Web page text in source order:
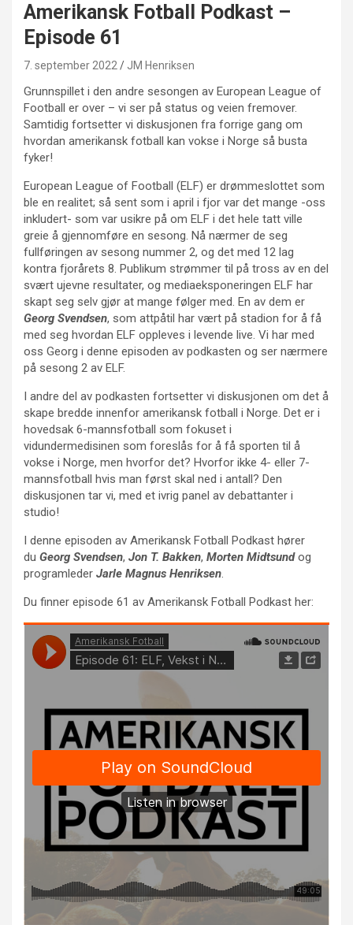
Amerikansk Fotball Podkast –
Episode 61
7. september 2022 JM Henriksen
Grunnspillet i den andre sesongen av European League of
Football er over – vi ser på status og veien fremover.
Samtidig fortsetter vi diskusjonen fra forrige gang om
hvordan amerikansk fotball kan vokse i Norge så busta
fyker!
European League of Football (ELF) er drømmeslottet som
ble en realitet; så sent som i april i fjor var det mange -oss
inkludert- som var usikre på om ELF i det hele tatt ville
greie å gjennomføre en sesong. Nå nærmer de seg
fullføringen av sesong nummer 2, og det med 12 lag
kontra fjorårets 8. Publikum strømmer til på tross av en del
svært ujevne resultater, og mediaeksponeringen ELF har
skapt seg selv gjør at mange følger med. En av dem er
Georg Svendsen, som attpåtil har vært på stadion for å få
med seg hvordan ELF oppleves i levende live. Vi har med
oss Georg i denne episoden av podkasten og ser nærmere
på sesong 2 av ELF.
I andre del av podkasten fortsetter vi diskusjonen om det å
skape bredde innenfor amerikansk fotball i Norge. Det er i
hovedsak 6-mannsfotball som fokuset i
vidundermedisinen som foreslås for å få sporten til å
vokse i Norge, men hvorfor det? Hvorfor ikke 4- eller 7-
mannsfotball hvis man først skal ned i antall? Den
diskusjonen tar vi, med et ivrig panel av debattanter i
studio!
I denne episoden av Amerikansk Fotball Podkast hører
du Georg Svendsen, Jon T. Bakken, Morten Midtsundog
programleder Jarle Magnus Henriksen
Du finner episode 61 av Amerikansk Fotball Podkast her: